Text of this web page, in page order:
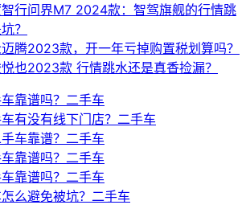
行问界M7 2024款：智驾旗舰的行情跳
？
腾2023款，开一年亏掉购置税划算吗？
也2023款 行情跳水还是真香捡漏？
靠谱吗？二手车
有没有线下门店？二手车
车靠谱？二手车
靠谱吗？二手车
靠谱吗？二手车
么避免被坑？二手车